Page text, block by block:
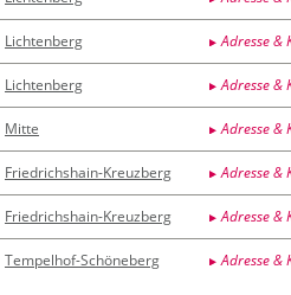
Lichtenberg Adresse &
Lichtenberg Adresse &
Mitte Adresse &
Friedrichshain-Kreuzberg Adresse &
Friedrichshain-Kreuzberg Adresse &
Tempelhof-Schöneberg Adresse &